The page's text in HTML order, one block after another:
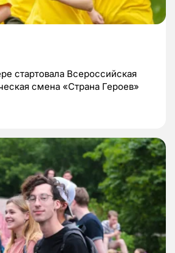
стартовала Всероссийская
смена «Страна Героев»